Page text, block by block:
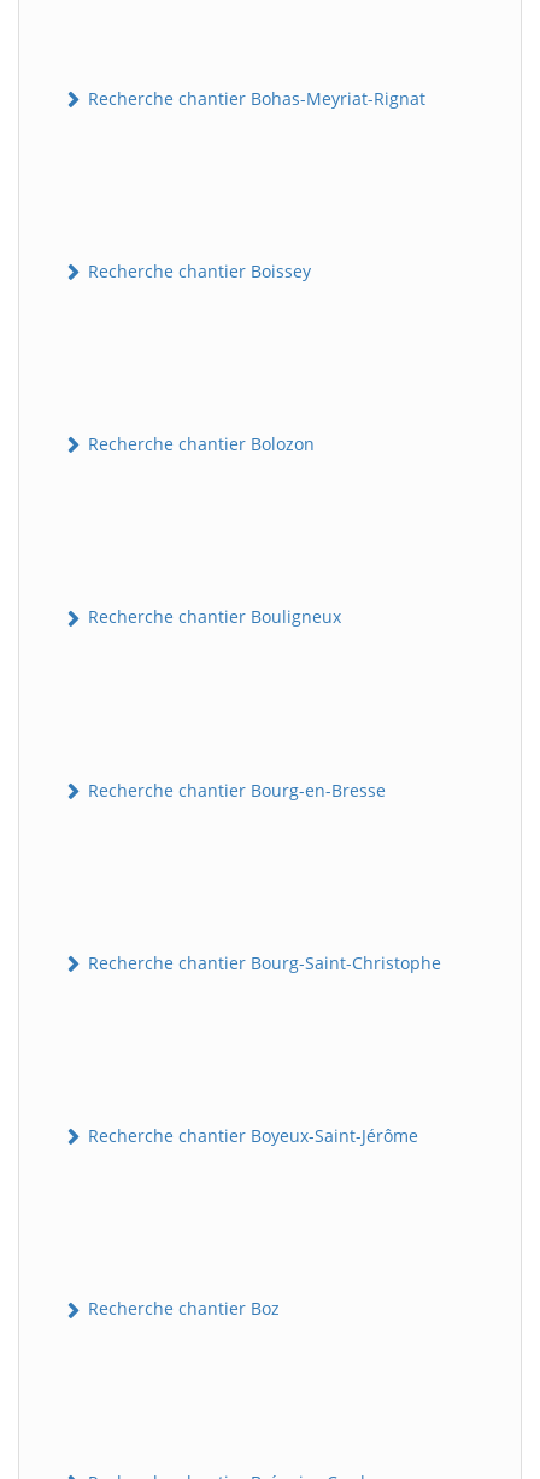
Recherche chantier Bohas-Meyriat-Rignat
Recherche chantier Boissey
Recherche chantier Bolozon
Recherche chantier Bouligneux
Recherche chantier Bourg-en-Bresse
Recherche chantier Bourg-Saint-Christophe
Recherche chantier Boyeux-Saint-Jérôme
Recherche chantier Boz